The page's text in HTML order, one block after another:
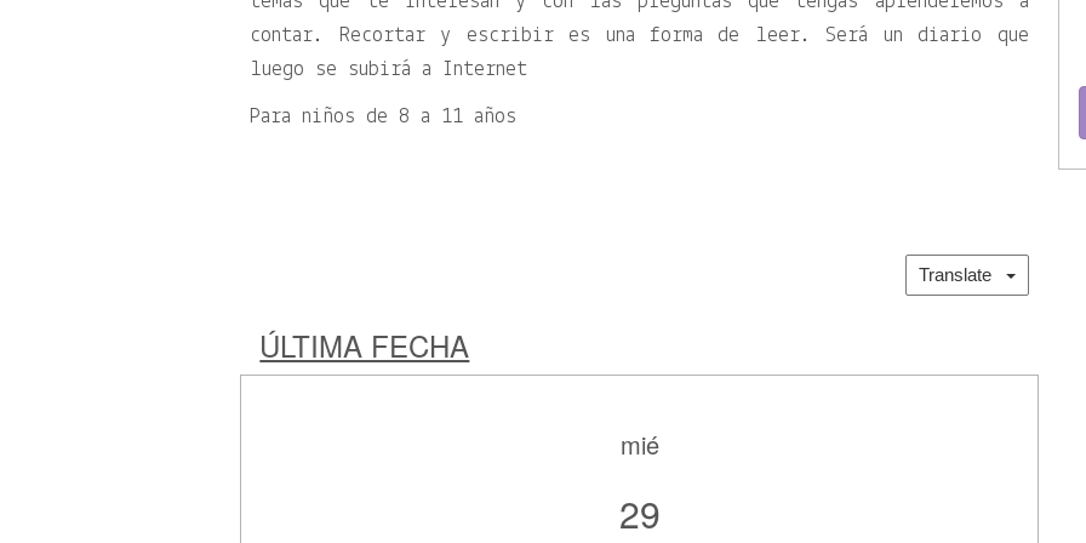
contar. Recortar y escribir es una forma de leer. Será un diario que
luego se subirá a Internet
Para niños de 8 a 11 años
Translate
ÚLTIMA FECHA
mié
29